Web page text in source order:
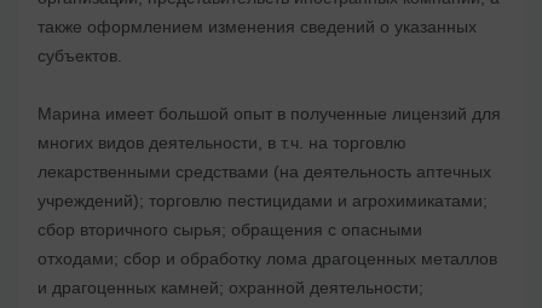
также оформлением изменения сведений о указанных
субъектов.
Марина имеет большой опыт в полученные лицензий для
многих видов деятельности, в т.ч. на торговлю
лекарственными средствами (на деятельность аптечных
учреждений); торговлю пестицидами и агрохимикатами;
сбор вторичного сырья; обращения с опасными
отходами; сбор и обработку лома драгоценных металлов
и драгоценных камней; охранной деятельности;